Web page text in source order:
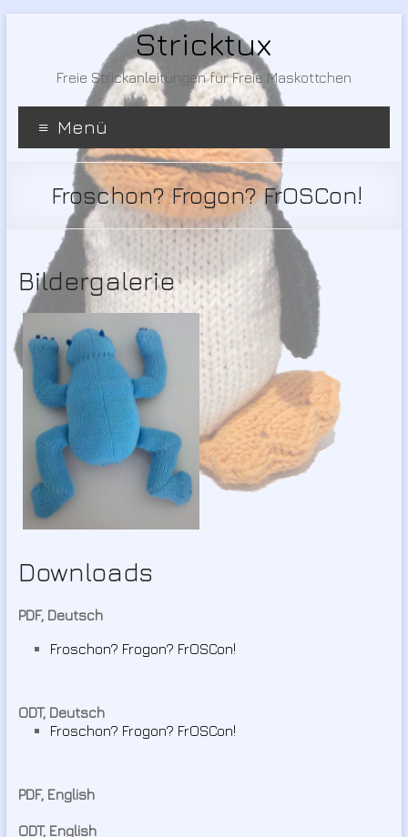
Stricktux
Freie Strickanleitungen für Freie Maskottchen
Menü
Froschon? Frogon? FrOSCon!
Bildergalerie
Downloads
PDF, Deutsch
Froschon? Frogon? FrOSCon!
ODT, Deutsch
Froschon? Frogon? FrOSCon!
PDF, English
ODT, English